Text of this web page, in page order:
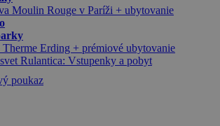
Moulin Rouge v Paríži + ubytovanie
Erding + prémiové ubytovanie
Rulantica: Vstupenky a pobyt
poukaz